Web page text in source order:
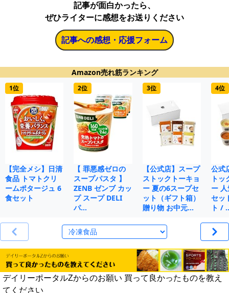
記事が面白かったら、
ぜひライターに感想をお送りください
記事への感想・応援フォーム
Amazon売れ筋ランキング
1位
【完全メシ】日清
食品 トマトクリ
ームポタージュ 6
食セット
2位
【 罪悪感ゼロの
スープパスタ 】
ZENB ゼンブ カッ
プ スープ DELI
パ…
3位
【公式店】スープ
ストックトーキョ
ー 夏の6スープセ
ット（ギフト箱）
贈り物 お中元…
4位
公式
ト
ー
セッ
ト /
デイリーポータルZからのお願い 買って良かったものを教え
てください